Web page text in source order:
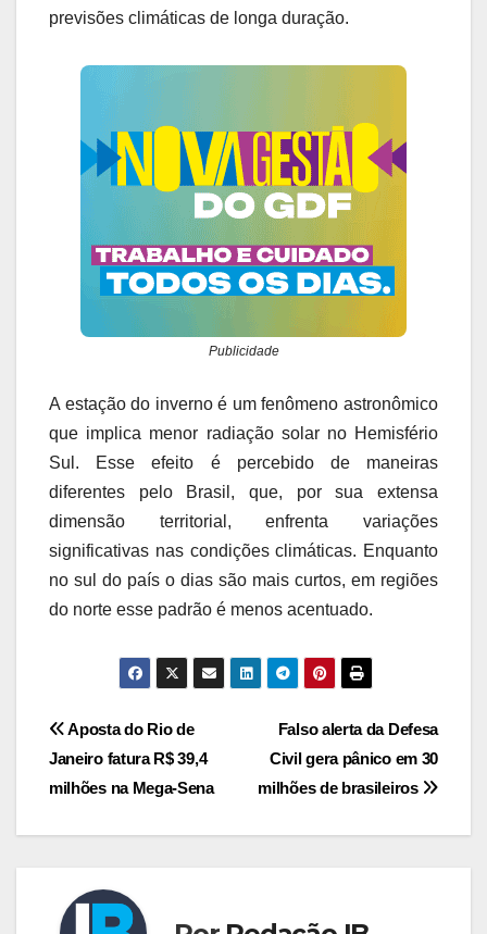
previsões climáticas de longa duração.
Publicidade
A estação do inverno é um fenômeno astronômico
que implica menor radiação solar no Hemisfério
Sul. Esse efeito é percebido de maneiras
diferentes pelo Brasil, que, por sua extensa
dimensão territorial, enfrenta variações
significativas nas condições climáticas. Enquanto
no sul do país o dias são mais curtos, em regiões
do norte esse padrão é menos acentuado.
Navegação
de
Post
Falso alerta da Defesa
Civil gera pânico em 30
milhões de brasileiros
Aposta do Rio de
Janeiro fatura R$ 39,4
milhões na Mega-Sena